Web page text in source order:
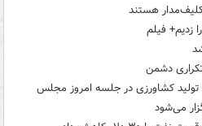
هستند
دشمن
تولید کشاورزی در جلسه امروز مجلس
می‌شود